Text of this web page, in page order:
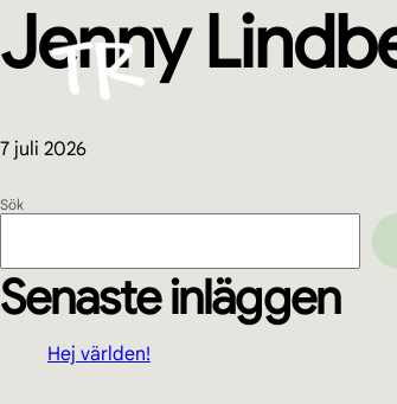
till
huvudnavigering
till
huvudinnehåll
till
det
primära
sidofältet
till
sidfot
Jenny
7 juli 2026
Primärt
sidofält
Sök
Senaste inläggen
Hej världen!